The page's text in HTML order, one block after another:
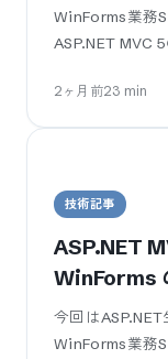
WinForms業務
ASP.NET MVC
2ヶ月前23 min
技術記事
ASP.NET
WinForms
今回は
WinForms業務